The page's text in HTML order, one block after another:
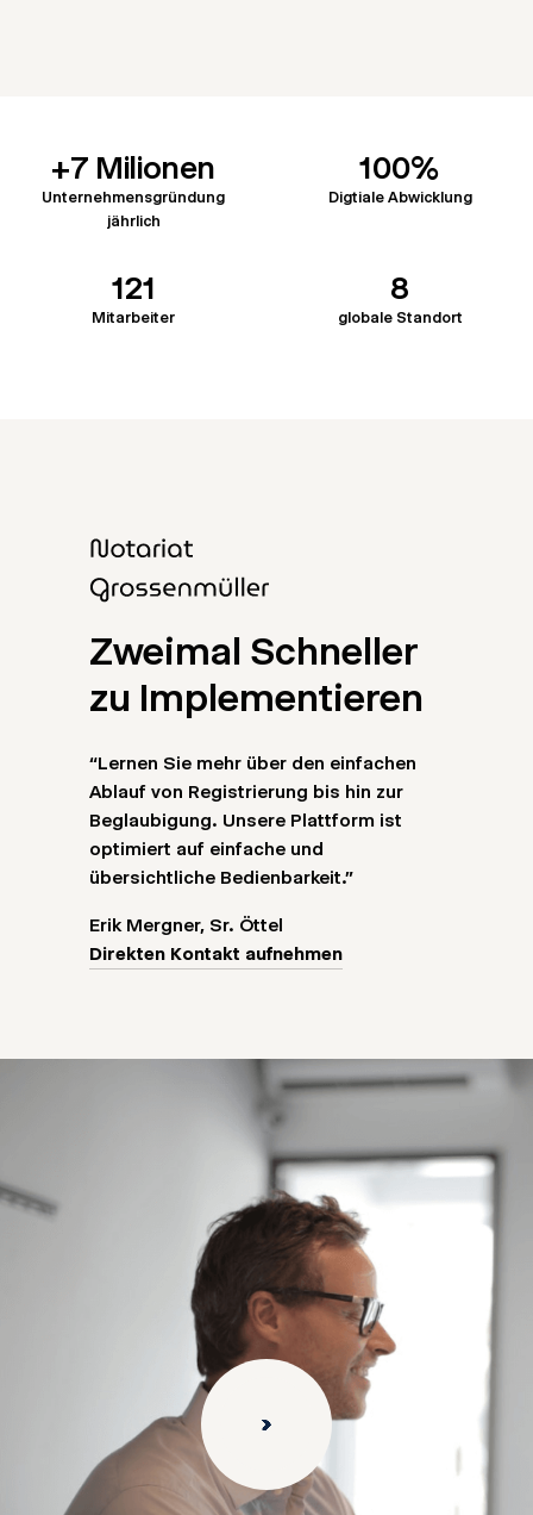
+7 Milionen
Unternehmensgründung
jährlich
100%
Digtiale Abwicklung
121
Mitarbeiter
8
globale Standort
Zweimal Schneller
zu Implementieren
“Lernen Sie mehr über den einfachen
Ablauf von Registrierung bis hin zur
Beglaubigung. Unsere Plattform ist
optimiert auf einfache und
übersichtliche Bedienbarkeit.”
Erik Mergner, Sr. Öttel
Direkten Kontakt aufnehmen